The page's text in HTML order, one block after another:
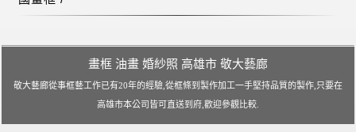
畫框 油畫 婚紗照 高雄市 敬大藝廊
敬大藝廊從事框藝工作已有20年的經驗,從框條到製作加工一手堅持品質的製作,只要在
高雄市本公司皆可直送到府,歡迎參觀比較.